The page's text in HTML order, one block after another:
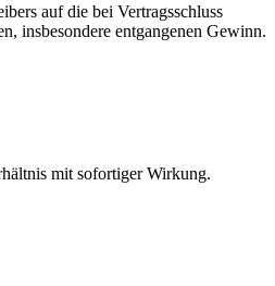
auf die bei Vertragsschluss
insbesondere entgangenen Gewinn.
mit sofortiger Wirkung.